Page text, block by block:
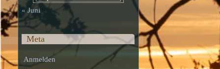
« Juni
Meta
Anmelden